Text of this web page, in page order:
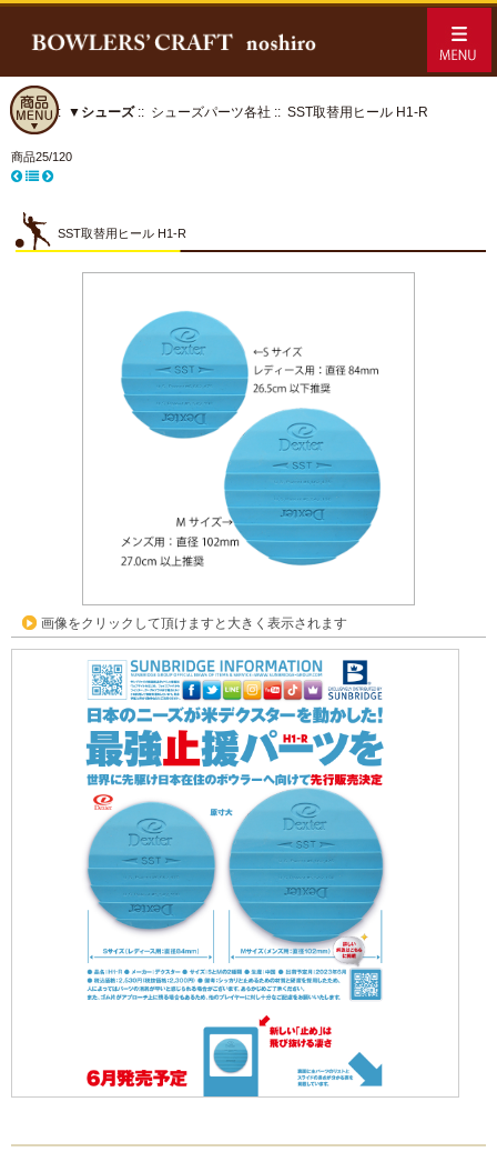
ホーム:: ▼シューズ:: シューズパーツ各社 :: SST取替用ヒール H1-R
商品25/120
SST取替用ヒール H1-R
画像をクリックして頂けますと大きく表示されます